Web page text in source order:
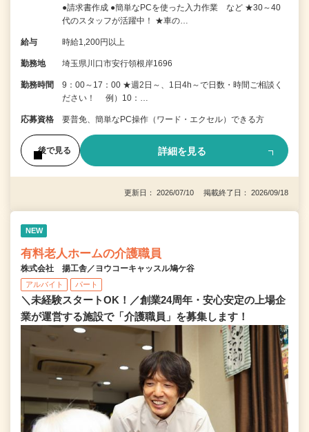
●請求書作成 ●簡単なPCを使った入力作業 など ★30～40
代のスタッフが活躍中！ ★車の…
給与 時給1,200円以上
勤務地 埼玉県川口市安行領根岸1696
勤務時間
9：00～17：00 ★週2日～、1日4h～で日数・時間ご相談く
ださい！ 例）10：…
応募資格 要普免、簡単なPC操作（ワード・エクセル）できる方
後で見る 詳細を見る
更新日： 2026/07/10 掲載終了日： 2026/09/18
NEW
有料老人ホームの介護職員
株式会社 揚工舎／ヨウコーキャッスル鳩ケ谷
アルバイト パート
＼未経験スタートOK！／創業24周年・安心安定の上場企
業が運営する施設で「介護職員」を募集します！